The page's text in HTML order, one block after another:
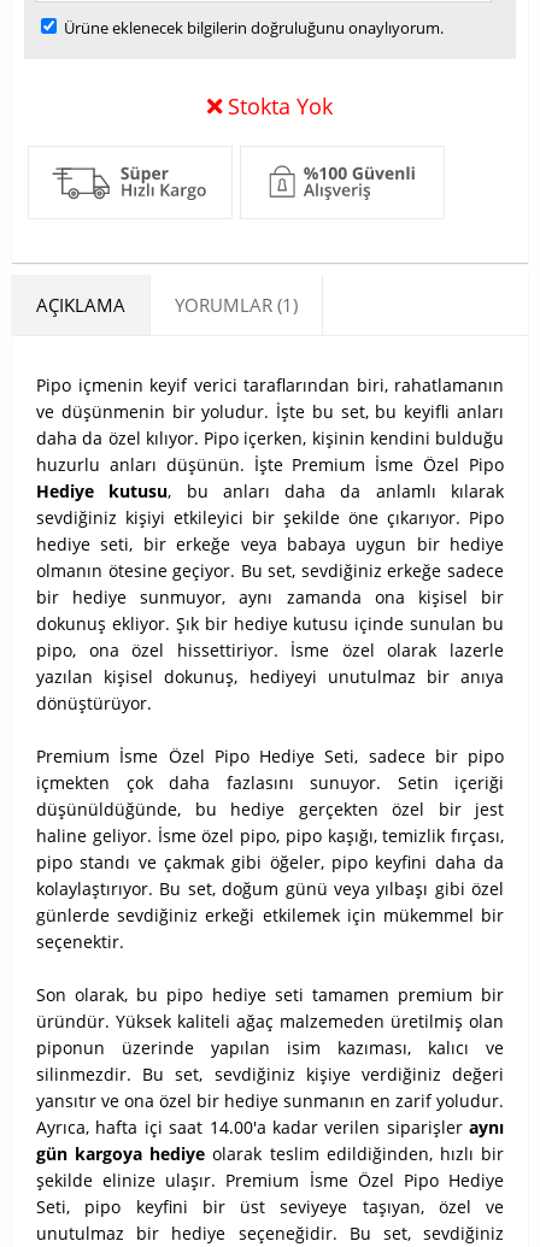
Ürüne eklenecek bilgilerin doğruluğunu onaylıyorum.
Stokta Yok
AÇIKLAMA YORUMLAR (1)
​Pipo içmenin keyif verici taraflarından biri, rahatlamanın
ve düşünmenin bir yoludur. İşte bu set, bu keyifli anları
daha da özel kılıyor. Pipo içerken, kişinin kendini bulduğu
huzurlu anları düşünün. İşte Premium İsme Özel Pipo
Hediye kutusu, bu anları daha da anlamlı kılarak
sevdiğiniz kişiyi etkileyici bir şekilde öne çıkarıyor. Pipo
hediye seti, bir erkeğe veya babaya uygun bir hediye
olmanın ötesine geçiyor. Bu set, sevdiğiniz erkeğe sadece
bir hediye sunmuyor, aynı zamanda ona kişisel bir
dokunuş ekliyor. Şık bir hediye kutusu içinde sunulan bu
pipo, ona özel hissettiriyor. İsme özel olarak lazerle
yazılan kişisel dokunuş, hediyeyi unutulmaz bir anıya
dönüştürüyor.
Premium İsme Özel Pipo Hediye Seti, sadece bir pipo
içmekten çok daha fazlasını sunuyor. Setin içeriği
düşünüldüğünde, bu hediye gerçekten özel bir jest
haline geliyor. İsme özel pipo, pipo kaşığı, temizlik fırçası,
pipo standı ve çakmak gibi öğeler, pipo keyfini daha da
kolaylaştırıyor. Bu set, doğum günü veya yılbaşı gibi özel
günlerde sevdiğiniz erkeği etkilemek için mükemmel bir
seçenektir.
Son olarak, bu pipo hediye seti tamamen premium bir
üründür. Yüksek kaliteli ağaç malzemeden üretilmiş olan
piponun üzerinde yapılan isim kazıması, kalıcı ve
silinmezdir. Bu set, sevdiğiniz kişiye verdiğiniz değeri
yansıtır ve ona özel bir hediye sunmanın en zarif yoludur.
Ayrıca, hafta içi saat 14.00'a kadar verilen siparişler aynı
gün kargoya hediye olarak teslim edildiğinden, hızlı bir
şekilde elinize ulaşır. Premium İsme Özel Pipo Hediye
Seti, pipo keyfini bir üst seviyeye taşıyan, özel ve
unutulmaz bir hediye seçeneğidir. Bu set, sevdiğiniz